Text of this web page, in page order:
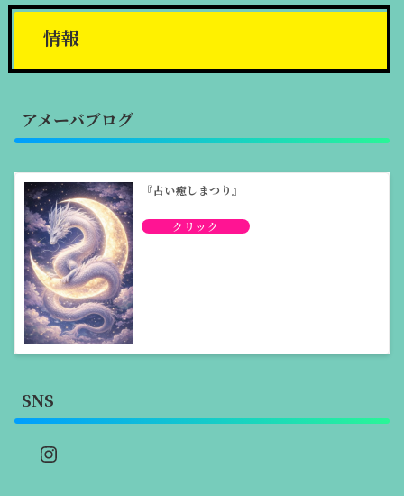
情報
アメーバブログ
『占い癒しまつり』
SNS
Instagram